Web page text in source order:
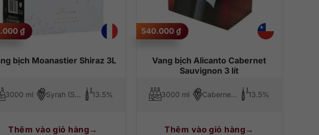
để cho hương vị được lan tỏa. Trong khi uống, hãy nhấp từng ngụm nhỏ để cảm
được trọn vẹn. Đó là thịt đỏ, spaghetti, pizza, hoặc thậm chí là thịt gà, thịt cừu…
bịch Moanastier Shiraz 3L
₫
3000 ml Syrah (Shiraz) 13.5%
Thêm vào giỏ hàng
Vang bịch Alicanto Cabernet
Sauvignon 3 lít
540.000 ₫
3000 ml Cabernet Sauvignon 13.5%
Thêm vào giỏ hàng